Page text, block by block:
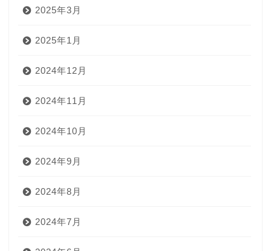
2025年3月
2025年1月
2024年12月
2024年11月
2024年10月
2024年9月
2024年8月
2024年7月